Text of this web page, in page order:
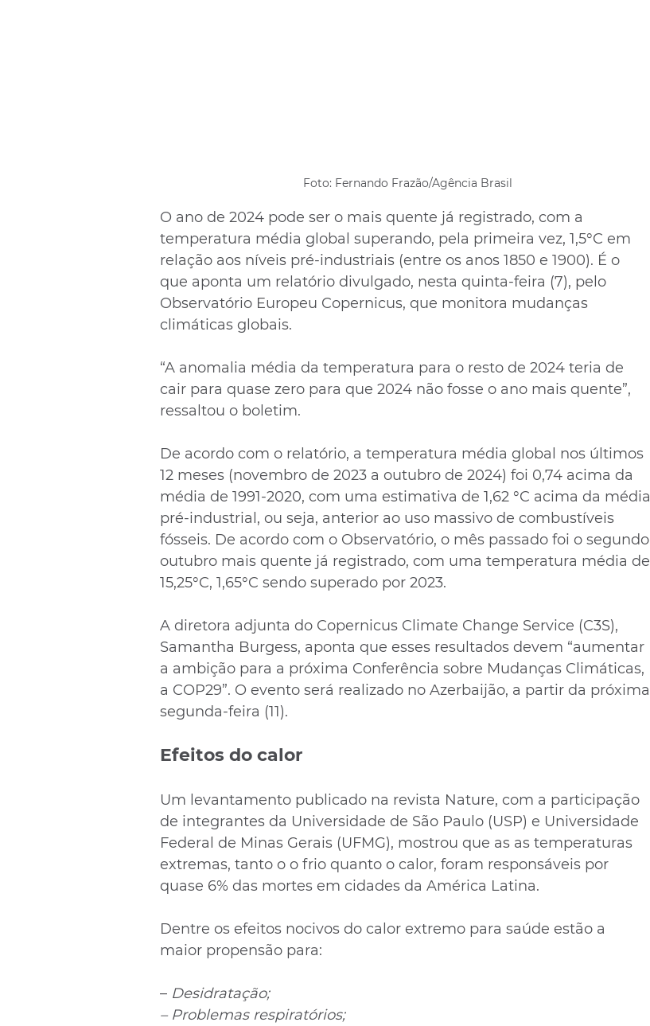
Foto: Fernando Frazão/Agência Brasil
O ano de 2024 pode ser o mais quente já registrado, com a
temperatura média global superando, pela primeira vez, 1,5°C em
relação aos níveis pré-industriais (entre os anos 1850 e 1900). É o
que aponta um relatório divulgado, nesta quinta-feira (7), pelo
Observatório Europeu Copernicus, que monitora mudanças
climáticas globais.
“A anomalia média da temperatura para o resto de 2024 teria de
cair para quase zero para que 2024 não fosse o ano mais quente”,
ressaltou o boletim.
De acordo com o relatório, a temperatura média global nos últimos
12 meses (novembro de 2023 a outubro de 2024) foi 0,74 acima da
média de 1991-2020, com uma estimativa de 1,62 °C acima da média
pré-industrial, ou seja, anterior ao uso massivo de combustíveis
fósseis. De acordo com o Observatório, o mês passado foi o segundo
outubro mais quente já registrado, com uma temperatura média de
15,25°C, 1,65°C sendo superado por 2023.
A diretora adjunta do Copernicus Climate Change Service (C3S),
Samantha Burgess, aponta que esses resultados devem “aumentar
a ambição para a próxima Conferência sobre Mudanças Climáticas,
a COP29”. O evento será realizado no Azerbaijão, a partir da próxima
segunda-feira (11).
Efeitos do calor
Um levantamento publicado na revista Nature, com a participação
de integrantes da Universidade de São Paulo (USP) e Universidade
Federal de Minas Gerais (UFMG), mostrou que as as temperaturas
extremas, tanto o o frio quanto o calor, foram responsáveis por
quase 6% das mortes em cidades da América Latina.
Dentre os efeitos nocivos do calor extremo para saúde estão a
maior propensão para:
– Desidratação;
– Problemas respiratórios;